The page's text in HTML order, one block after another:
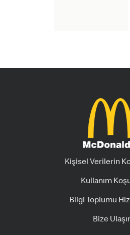
Kişisel Verilerin
Kullanım
Bilgi Toplumu
Bize